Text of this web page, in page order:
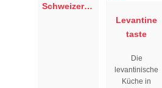
Schweizerha
Levantine
taste
Die
levantinische
Küche in